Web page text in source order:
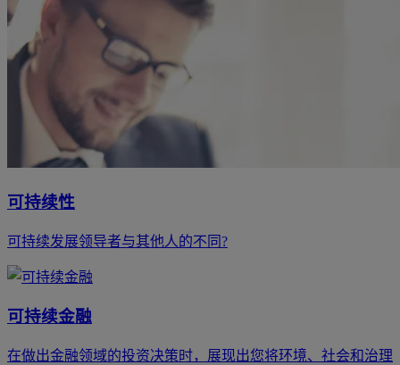
可持续性
可持续发展领导者与其他人的不同?
可持续金融
在做出金融领域的投资决策时，展现出您将环境、社会和治理